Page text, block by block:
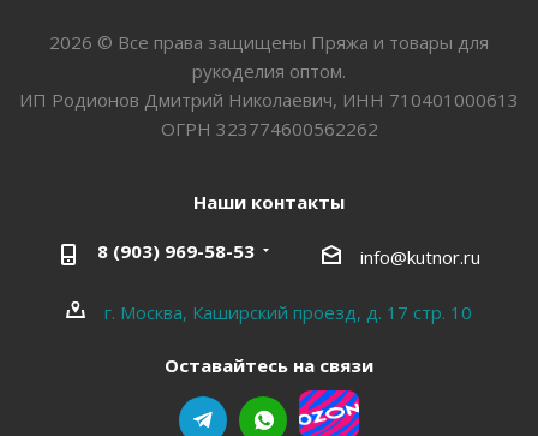
2026 © Все права защищены Пряжа и товары для
рукоделия оптом.
ИП Родионов Дмитрий Николаевич, ИНН 710401000613
ОГРН 323774600562262
Наши контакты
8 (903) 969-58-53 info@kutnor.ru
г. Москва, Каширский проезд, д. 17 стр. 10
Оставайтесь на связи